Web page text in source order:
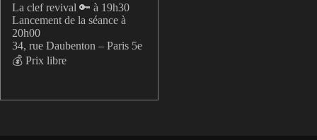
La clef revival 🔑 à 19h30
Lancement de la séance à
20h00
34, rue Daubenton – Paris 5e
💰 Prix libre